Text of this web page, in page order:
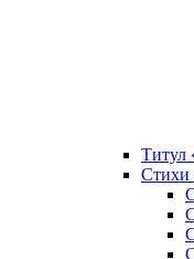
Титул
Стихи